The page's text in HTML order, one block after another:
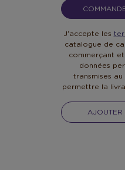
J'accepte les
catalogue de
commerçant
données
transmises
permettre la
AJOUTER